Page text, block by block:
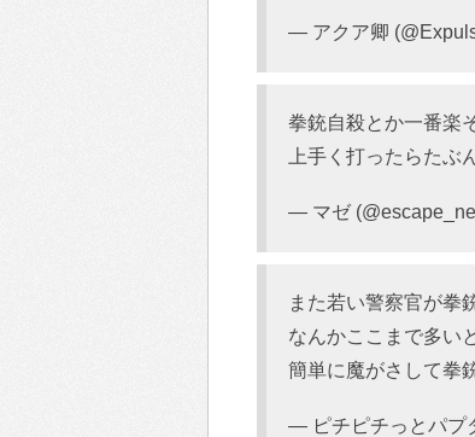
— アクア卿
拳銃自殺とか一番楽
上手く打ったらたぶ
— マゼ
また若い警察官が拳
なんかここまで多い
簡単に魔がさして拳
— ピチピチっとパプ